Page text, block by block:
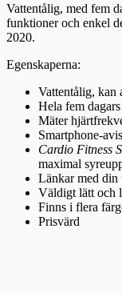
Vattentålig, med fem
funktioner och enkel
2020.
Egenskaperna:
Vattentålig, kan
Hela fem
Mäter
Smartphone-
Cardio Fitness
maximal
Länkar med din
Väldigt lätt och
Finns i flera
Prisvärd